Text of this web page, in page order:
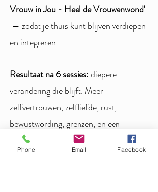
Vrouw in Jou - Heel de Vrouwenwond'
— zodat je thuis kunt blijven verdiepen
en integreren.
Resultaat na 6 sessies:diepere
verandering die blijft. Meer
zelfvertrouwen, zelfliefde, rust,
bewustwording, grenzen, en een
voelbare terugkeer naar jouw kern. Je
ontvangt een zielsactivatie, zielsreading
Phone Email Facebook